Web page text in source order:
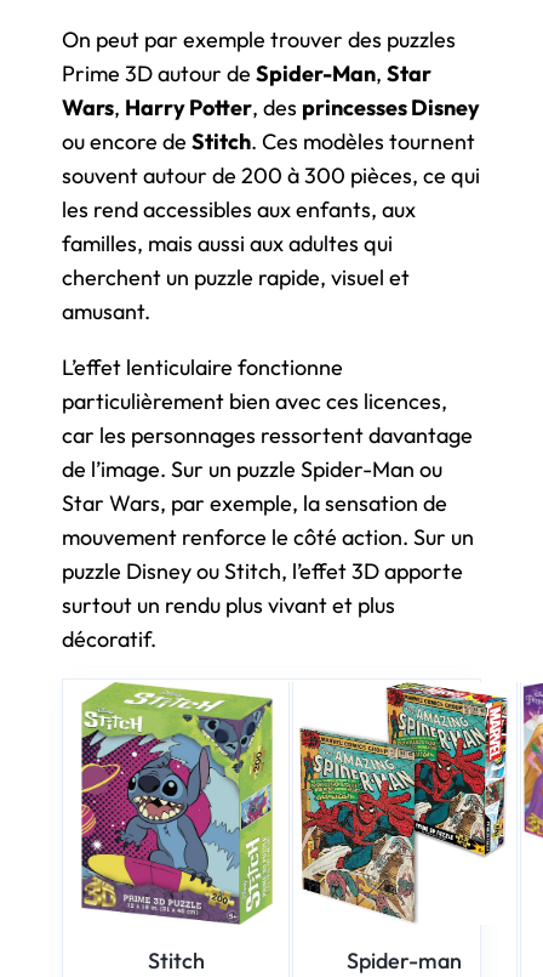
On peut par exemple trouver des puzzles
Prime 3D autour de Spider-Man, Star
Wars, Harry Potter, des princesses Disney
ou encore de Stitch. Ces modèles tournent
souvent autour de 200 à 300 pièces, ce qui
les rend accessibles aux enfants, aux
familles, mais aussi aux adultes qui
cherchent un puzzle rapide, visuel et
amusant.
L’effet lenticulaire fonctionne
particulièrement bien avec ces licences,
car les personnages ressortent davantage
de l’image. Sur un puzzle Spider-Man ou
Star Wars, par exemple, la sensation de
mouvement renforce le côté action. Sur un
puzzle Disney ou Stitch, l’effet 3D apporte
surtout un rendu plus vivant et plus
décoratif.
Stitch Spider-man